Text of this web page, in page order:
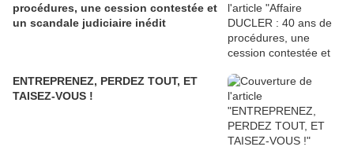
procédures, une cession contestée et
un scandale judiciaire inédit
ENTREPRENEZ, PERDEZ TOUT, ET
TAISEZ-VOUS !